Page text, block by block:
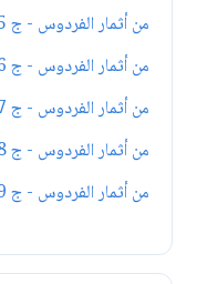
من أثمار الفردوس - ج 5
من أثمار الفردوس - ج 6
من أثمار الفردوس - ج 7
من أثمار الفردوس - ج 8
من أثمار الفردوس - ج 9